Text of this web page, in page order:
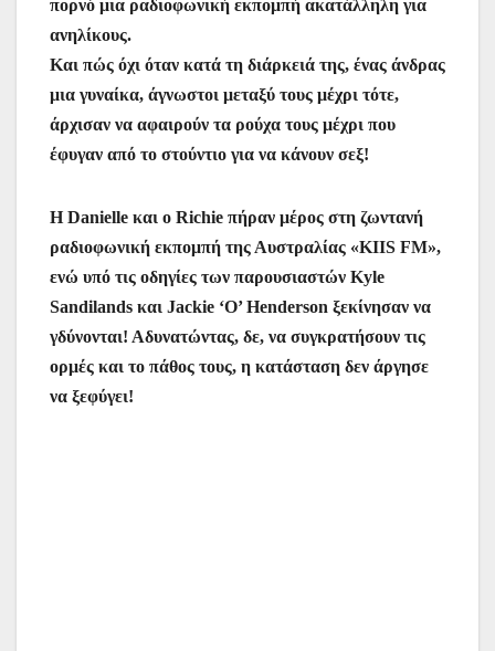
o
o
k
p
p
n
g
er
m
τε
ίτ
ε
πορνό μια ραδιοφωνική εκπομπή ακατάλληλη για
ανηλίκους.
Και πώς όχι όταν κατά τη διάρκειά της, ένας άνδρας
μια γυναίκα, άγνωστοι μεταξύ τους μέχρι τότε,
άρχισαν να αφαιρούν τα ρούχα τους μέχρι που
έφυγαν από το στούντιο για να κάνουν σεξ!
Η Danielle και ο Richie πήραν μέρος στη ζωντανή
ραδιοφωνική εκπομπή της Αυστραλίας «KIIS FM»,
ενώ υπό τις οδηγίες των παρουσιαστών Kyle
Sandilands και Jackie ‘O’ Henderson ξεκίνησαν να
γδύνονται! Αδυνατώντας, δε, να συγκρατήσουν τις
ορμές και το πάθος τους, η κατάσταση δεν άργησε
να ξεφύγει!